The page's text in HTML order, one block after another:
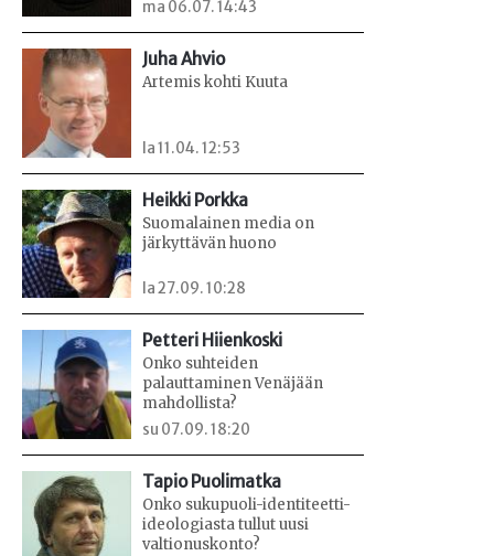
ma 06.07. 14:43
Juha Ahvio
Artemis kohti Kuuta
la 11.04. 12:53
Heikki Porkka
Suomalainen media on
järkyttävän huono
la 27.09. 10:28
Petteri Hiienkoski
Onko suhteiden
palauttaminen Venäjään
mahdollista?
su 07.09. 18:20
Tapio Puolimatka
Onko sukupuoli-identiteetti-
ideologiasta tullut uusi
valtionuskonto?